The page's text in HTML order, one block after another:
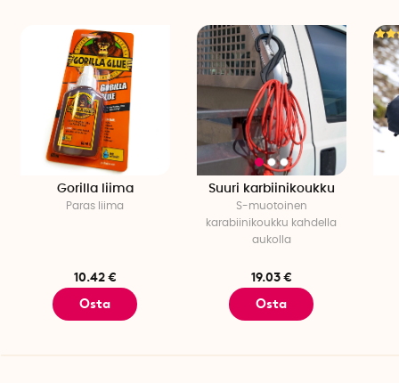
sijoittaa 1-3 metrin päähän polttoainetta käyttävästä
laitteesta ja paljon käytetyille alueille, kuten
makuuhuoneisiin ja olohuoneisiin. Laite voidaan myös
ruuvata paikalleen mukana toimitetulla ruuvilla ja
asennuslevyllä. Kiinnitä laite ensin asennuslevyyn joko
teipillä tai ruuvilla. Liu'uta sitten laite kiinnityslevylle ylhäältä
alaspäin.
Tekniset tiedot:
Korkeus: 3 cm
Väri: Valkoinen
Pariston käyttöikä: 3 vuotta
Gorilla liima
Paras liima
10.42 €
Osta
Suuri karbiinikoukku
S-muotoinen
karabiinikoukku kahdella
aukolla
19.03 €
Osta